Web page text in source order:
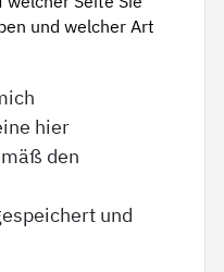
und welcher Art
hier
den
und